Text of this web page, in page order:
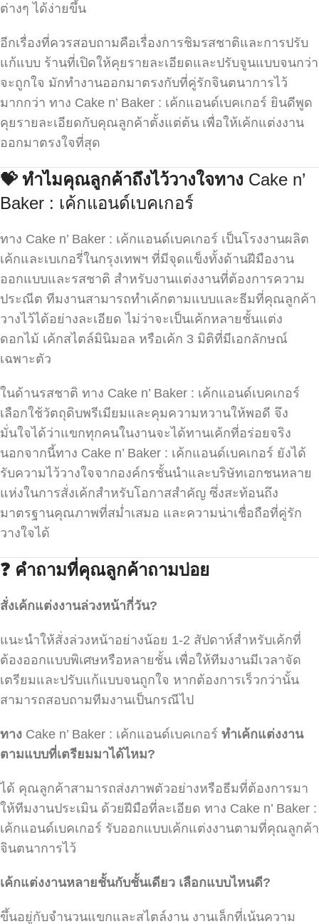
ต่างๆ ได้ง่ายขึ้น
อีกเรื่องที่ควรสอบถามคือเรื่องการชิมรสชาติและการปรับ
แก้แบบ ร้านที่เปิดให้คุยรายละเอียดและปรับจูนแบบจนกว่า
จะถูกใจ มักทำงานออกมาตรงกับที่คู่รักจินตนาการไว้
มากกว่า ทาง Cake n’ Baker : เค้กแอนด์เบคเกอร์ ยินดีพูด
คุยรายละเอียดกับคุณลูกค้าตั้งแต่ต้น เพื่อให้เค้กแต่งงาน
ออกมาตรงใจที่สุด
💝 ทำไมคุณลูกค้าถึงไว้วางใจทาง Cake n’
Baker : เค้กแอนด์เบคเกอร์
ทาง Cake n’ Baker : เค้กแอนด์เบคเกอร์ เป็นโรงงานผลิต
เค้กและเบเกอรี่ในกรุงเทพฯ ที่มีจุดแข็งทั้งด้านฝีมืองาน
ออกแบบและรสชาติ สำหรับงานแต่งงานที่ต้องการความ
ประณีต ทีมงานสามารถทำเค้กตามแบบและธีมที่คุณลูกค้า
วางไว้ได้อย่างละเอียด ไม่ว่าจะเป็นเค้กหลายชั้นแต่ง
ดอกไม้ เค้กสไตล์มินิมอล หรือเค้ก 3 มิติที่มีเอกลักษณ์
เฉพาะตัว
ในด้านรสชาติ ทาง Cake n’ Baker : เค้กแอนด์เบคเกอร์
เลือกใช้วัตถุดิบพรีเมียมและคุมความหวานให้พอดี จึง
มั่นใจได้ว่าแขกทุกคนในงานจะได้ทานเค้กที่อร่อยจริง
นอกจากนี้ทาง Cake n’ Baker : เค้กแอนด์เบคเกอร์ ยังได้
รับความไว้วางใจจากองค์กรชั้นนำและบริษัทเอกชนหลาย
แห่งในการสั่งเค้กสำหรับโอกาสสำคัญ ซึ่งสะท้อนถึง
มาตรฐานคุณภาพที่สม่ำเสมอ และความน่าเชื่อถือที่คู่รัก
วางใจได้
❓ คำถามที่คุณลูกค้าถามบ่อย
สั่งเค้กแต่งงานล่วงหน้ากี่วัน?
แนะนำให้สั่งล่วงหน้าอย่างน้อย 1-2 สัปดาห์สำหรับเค้กที่
ต้องออกแบบพิเศษหรือหลายชั้น เพื่อให้ทีมงานมีเวลาจัด
เตรียมและปรับแก้แบบจนถูกใจ หากต้องการเร็วกว่านั้น
สามารถสอบถามทีมงานเป็นกรณีไป
ทาง Cake n’ Baker : เค้กแอนด์เบคเกอร์ ทำเค้กแต่งงาน
ตามแบบที่เตรียมมาได้ไหม?
ได้ คุณลูกค้าสามารถส่งภาพตัวอย่างหรือธีมที่ต้องการมา
ให้ทีมงานประเมิน ด้วยฝีมือที่ละเอียด ทาง Cake n’ Baker :
เค้กแอนด์เบคเกอร์ รับออกแบบเค้กแต่งงานตามที่คุณลูกค้า
จินตนาการไว้
เค้กแต่งงานหลายชั้นกับชั้นเดียว เลือกแบบไหนดี?
ขึ้นอยู่กับจำนวนแขกและสไตล์งาน งานเล็กที่เน้นความ